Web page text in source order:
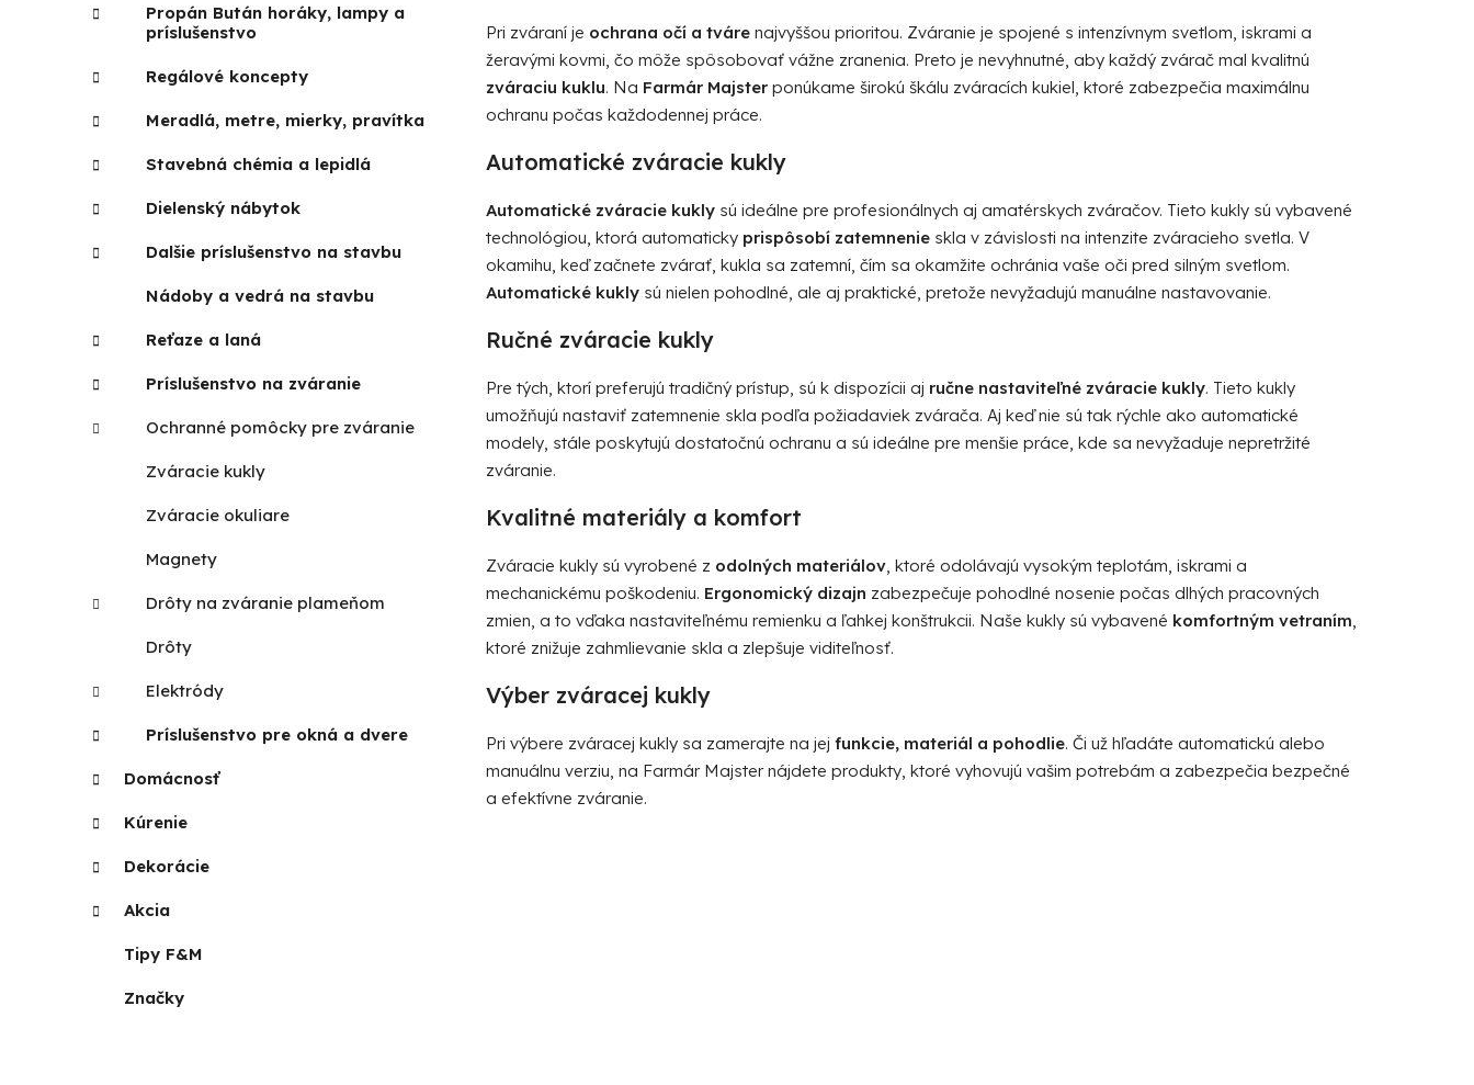
Propán Bután horáky, lampy a
príslušenstvo
Regálové koncepty
Meradlá, metre, mierky, pravítka
Stavebná chémia a lepidlá
Dielenský nábytok
Dalšie príslušenstvo na stavbu
Nádoby a vedrá na stavbu
Reťaze a laná
Príslušenstvo na zváranie
Ochranné pomôcky pre zváranie
Zváracie kukly
Zváracie okuliare
Magnety
Drôty na zváranie plameňom
Drôty
Elektródy
Príslušenstvo pre okná a dvere
Domácnosť
Kúrenie
Dekorácie
Akcia
Tipy F&M
Značky
d
a
c
v
k
y
v
ý
u
Pri zváraní je ochrana očí a tváre najvyššou prioritou. Zváranie je spojené s intenzívnym svetlom, iskrami a
žeravými kovmi, čo môže spôsobovať vážne zranenia. Preto je nevyhnutné, aby každý zvárač mal kvalitnú
zváraciu kuklu. Na Farmár Majster ponúkame širokú škálu zváracích kukiel, ktoré zabezpečia maximálnu
ochranu počas každodennej práce.
Automatické zváracie kukly
Automatické zváracie kukly sú ideálne pre profesionálnych aj amatérskych zváračov. Tieto kukly sú vybavené
technológiou, ktorá automaticky prispôsobí zatemnenie skla v závislosti na intenzite zváracieho svetla. V
okamihu, keď začnete zvárať, kukla sa zatemní, čím sa okamžite ochránia vaše oči pred silným svetlom.
Automatické kukly sú nielen pohodlné, ale aj praktické, pretože nevyžadujú manuálne nastavovanie.
Ručné zváracie kukly
Pre tých, ktorí preferujú tradičný prístup, sú k dispozícii aj ručne nastaviteľné zváracie kukly. Tieto kukly
umožňujú nastaviť zatemnenie skla podľa požiadaviek zvárača. Aj keď nie sú tak rýchle ako automatické
modely, stále poskytujú dostatočnú ochranu a sú ideálne pre menšie práce, kde sa nevyžaduje nepretržité
zváranie.
Kvalitné materiály a komfort
Zváracie kukly sú vyrobené z odolných materiálov, ktoré odolávajú vysokým teplotám, iskrami a
mechanickému poškodeniu. Ergonomický dizajn zabezpečuje pohodlné nosenie počas dlhých pracovných
zmien, a to vďaka nastaviteľnému remienku a ľahkej konštrukcii. Naše kukly sú vybavené komfortným vetraním,
ktoré znižuje zahmlievanie skla a zlepšuje viditeľnosť.
Výber zváracej kukly
Pri výbere zváracej kukly sa zamerajte na jej funkcie, materiál a pohodlie. Či už hľadáte automatickú alebo
manuálnu verziu, na Farmár Majster nájdete produkty, ktoré vyhovujú vašim potrebám a zabezpečia bezpečné
a efektívne zváranie.